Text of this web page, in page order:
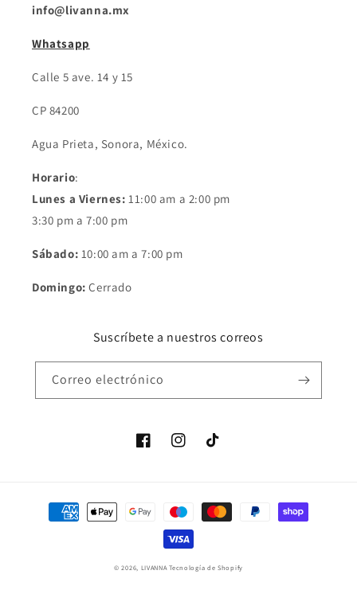
info@livanna.mx
Whatsapp
Calle 5 ave. 14 y 15
CP 84200
Agua Prieta, Sonora, México.
Horario:
Lunes a Viernes: 11:00 am a 2:00 pm
3:30 pm a 7:00 pm
Sábado: 10:00 am a 7:00 pm
Domingo: Cerrado
Suscríbete a nuestros correos
Correo electrónico
FacebookInstagramTikTok
Formas
© 2026, LIVANNA Tecnología de Shopify